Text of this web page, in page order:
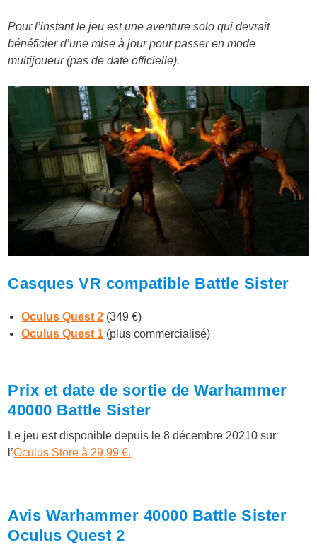
Pour l’instant le jeu est une aventure solo qui devrait
bénéficier d’une mise à jour pour passer en mode
multijoueur (pas de date officielle).
Casques VR compatible Battle Sister
Oculus Quest 2 (349 €)
Oculus Quest 1 (plus commercialisé)
Prix et date de sortie de Warhammer
40000 Battle Sister
Le jeu est disponible depuis le 8 décembre 20210 sur
l’Oculus Store à 29,99 €.
Avis Warhammer 40000 Battle Sister
Oculus Quest 2